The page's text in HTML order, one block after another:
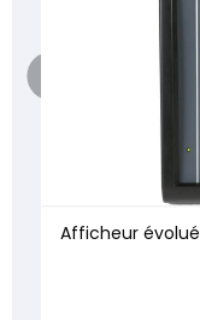
Afficheur évolué